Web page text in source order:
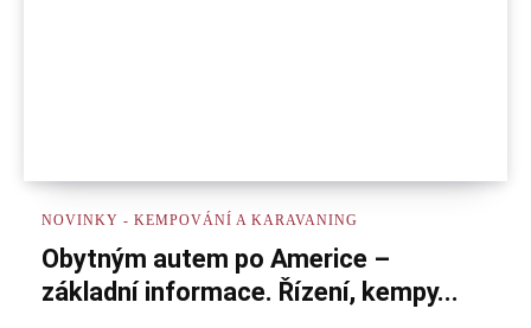
NOVINKY - KEMPOVÁNÍ A KARAVANING
Obytným autem po Americe –
základní informace. Řízení, kempy...